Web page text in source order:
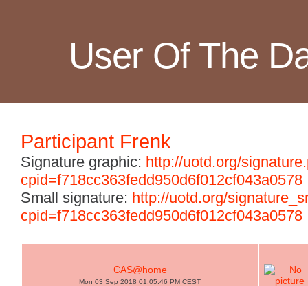
User Of The
Participant Frenk
Signature graphic: http://uotd.org/
cpid=f718cc363fedd950d6f012cf043a0578
Small signature: http://uotd.org/
cpid=f718cc363fedd950d6f012cf043a0578
CAS@home
Mon 03 Sep 2018 01:05:46 PM CEST